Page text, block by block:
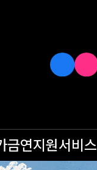
금연지원서비스